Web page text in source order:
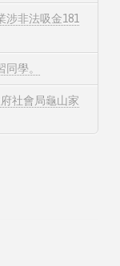
涉非法吸金181
學。
社會局龜山家